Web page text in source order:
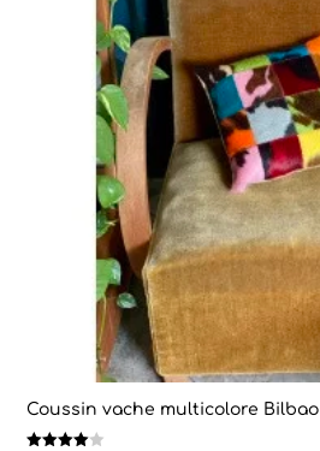
Coussin vache multicolore Bilbao